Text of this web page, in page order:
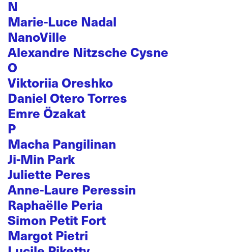
N
Marie-Luce Nadal
NanoVille
Alexandre Nitzsche Cysne
O
Viktoriia Oreshko
Daniel Otero Torres
Emre Özakat
P
Macha Pangilinan
Ji-Min Park
Juliette Peres
Anne-Laure Peressin
Raphaëlle Peria
Simon Petit Fort
Margot Pietri